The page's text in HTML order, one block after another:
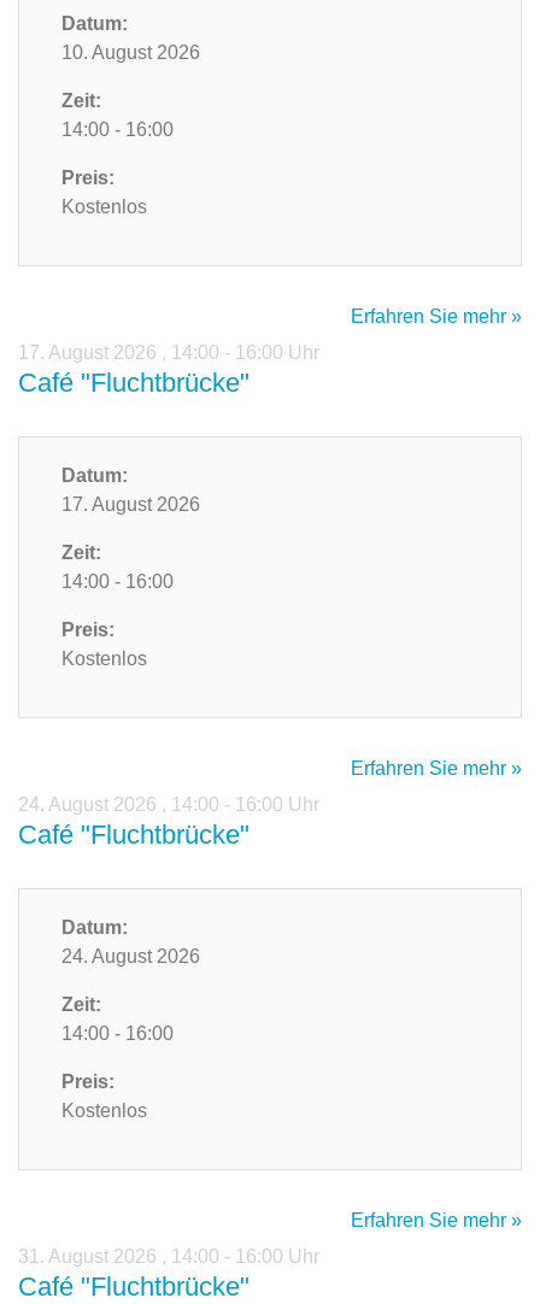
Datum:
10. August 2026
Zeit:
14:00 - 16:00
Preis:
Kostenlos
Erfahren Sie mehr »
17. August 2026 , 14:00 - 16:00 Uhr
Café "Fluchtbrücke"
Datum:
17. August 2026
Zeit:
14:00 - 16:00
Preis:
Kostenlos
Erfahren Sie mehr »
24. August 2026 , 14:00 - 16:00 Uhr
Café "Fluchtbrücke"
Datum:
24. August 2026
Zeit:
14:00 - 16:00
Preis:
Kostenlos
Erfahren Sie mehr »
31. August 2026 , 14:00 - 16:00 Uhr
Café "Fluchtbrücke"